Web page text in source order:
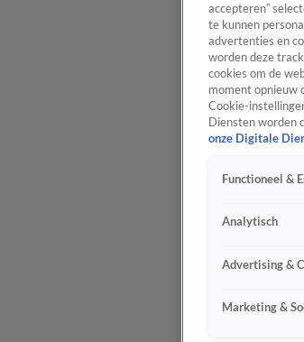
accepteren”
te kunnen
advertenties en
worden deze
cookies om de
moment opnieuw
Cookie-
Diensten worden
onze Digitale
Functioneel &
Analytisch
Advertising &
Marketing &